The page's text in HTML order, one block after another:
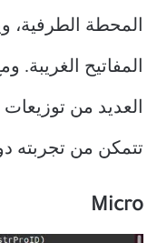
المحطة
المفاتيح
تتمكن من تجربته
Micro